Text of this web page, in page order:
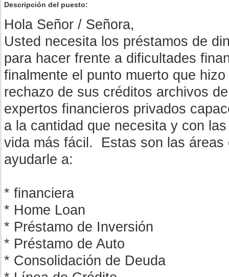
Descripción del puesto:
Hola Señor / Señora,
Usted necesita los préstamos de
para hacer frente a dificultades
finalmente el punto muerto que
rechazo de sus créditos archivos
expertos financieros privados
a la cantidad que necesita y con
vida más fácil. Estas son las áreas
ayudarle a:
* financiera
* Home Loan
* Préstamo de Inversión
* Préstamo de Auto
* Consolidación de Deuda